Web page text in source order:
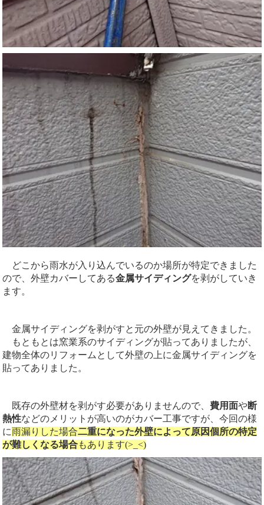
どこから雨水が入り込んでいるのか場所が特定できました
ので、外壁カバーしてある金属サイディングを剥がしていき
ます。
金属サイディングを剥がすと元の外壁が見えてきました。
もともとは窯業系のサイディングが貼ってありましたが、
建物全体のリフォームとして外壁の上に金属サイディングを
貼ってありました。
既存の外壁材を剥がす必要がありませんので、費用面や断
熱性などのメリットが高いのがカバー工事ですが、今回の様
に雨漏りした場合二重になった外壁によって原因個所の特定
が難しくなる場合もあります(>_<)